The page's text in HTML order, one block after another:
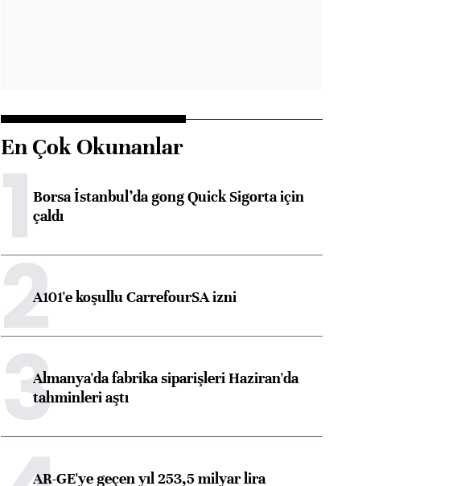
En Çok Okunanlar
1Borsa İstanbul’da gong Quick Sigorta için
çaldı
2A101'e koşullu CarrefourSA izni
3Almanya'da fabrika siparişleri Haziran'da
tahminleri aştı
AR-GE'ye geçen yıl 253,5 milyar lira